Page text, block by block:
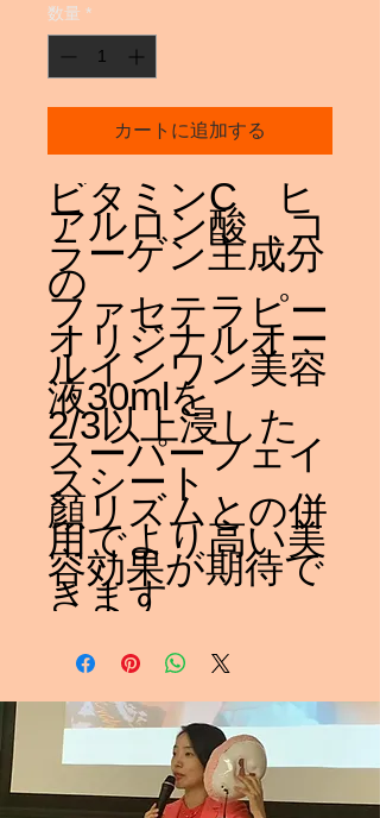
数量 *
カートに追加する
ビタミンC ヒ
アルロン酸 コ
ラーゲン主成分
の
ファセテラピー
オリジナルオー
ルインワン美容
液30mlを
2/3以上浸した
スーパーフェイ
スシート
顏リズムとの併
用でより高い美
容効果が期待で
きます